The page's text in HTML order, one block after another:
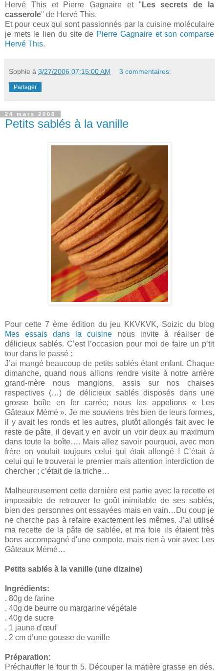
Hervé This et Pierre Gagnaire et " Les secrets de la
casserole" de Hervé This.
Et pour ceux qui sont passionnés par la cuisine moléculaire
je mets le lien du site de Pierre Gagnaire et son comparse
Hervé This.
Sophie à 3/27/2006 07:15:00 AM 3 commentaires:
Partager
24 mars 2006
Petits sablés à la vanille
Pour cette 7 ème édition du jeu KKVKVK, Soizic du blog
Mes essais dans la cuisine nous invite à réaliser de
délicieux sablés. C’est l’occasion pour moi de faire un p’tit
tour dans le passé :
J’ai mangé beaucoup de petits sablés étant enfant. Chaque
dimanche, quand nous allions rendre visite à notre arrière
grand-mère nous mangions, assis sur nos chaises
respectives (…) de délicieux sablés disposés dans une
grosse boîte en fer carrée; nous les appelions « Les
Gâteaux Mémé ». Je me souviens très bien de leurs formes,
il y avait les ronds et les autres, plutôt allongés fait avec le
reste de pâte, il devait y en avoir un voir deux au maximum
dans toute la boîte…. Mais allez savoir pourquoi, avec mon
frère on voulait toujours celui qui était allongé ! C’était à
celui qui le trouverai le premier mais attention interdiction de
chercher ; c’était de la triche…
Malheureusement cette dernière est partie avec la recette et
impossible de retrouver le goût inimitable de ses sablés,
bien des personnes ont essayées mais en vain…Du coup je
ne cherche pas à refaire exactement les mêmes. J’ai utilisé
ma recette de la pâte de sablée, et ma foie ils étaient très
bons accompagné d'une compote, mais rien à voir avec Les
Gâteaux Mémé…
Petits sablés à la vanille (une dizaine)
Ingrédients:
. 80g de farine
. 40g de beurre ou margarine végétale
. 40g de sucre
. 1 jaune d'œuf
. 2 cm d’une gousse de vanille
Préparation:
Préchauffer le four th 5. Découper la matière grasse en dés.